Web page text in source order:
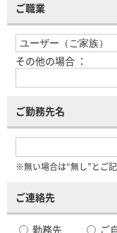
ご職業
その他の場合 ：
ご勤務先名
※無い場合は“無し”とご
ご連絡先
勤務先 ご